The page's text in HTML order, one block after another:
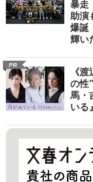
暴走
助演
爆誕
輝い
PR
《
の性
馬・
いる